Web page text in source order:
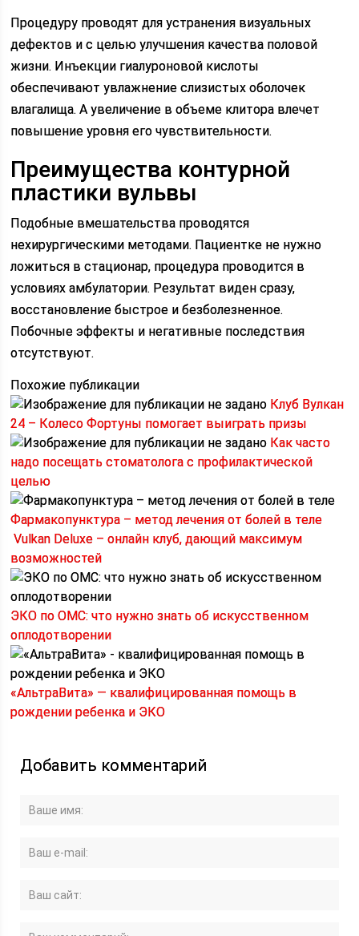
Процедуру проводят для устранения визуальных
дефектов и с целью улучшения качества половой
жизни. Инъекции гиалуроновой кислоты
обеспечивают увлажнение слизистых оболочек
влагалища. А увеличение в объеме клитора влечет
повышение уровня его чувствительности.
Преимущества контурной
пластики вульвы
Подобные вмешательства проводятся
нехирургическими методами. Пациентке не нужно
ложиться в стационар, процедура проводится в
условиях амбулатории. Результат виден сразу,
восстановление быстрое и безболезненное.
Побочные эффекты и негативные последствия
отсутствуют.
Похожие публикации
Клуб Вулкан
24 – Колесо Фортуны помогает выиграть призы
Как часто
надо посещать стоматолога с профилактической
целью
Фармакопунктура – метод лечения от болей в теле
Vulkan Deluxe – онлайн клуб, дающий максимум
возможностей
ЭКО по ОМС: что нужно знать об искусственном
оплодотворении
«АльтраВита» — квалифицированная помощь в
рождении ребенка и ЭКО
Добавить комментарий